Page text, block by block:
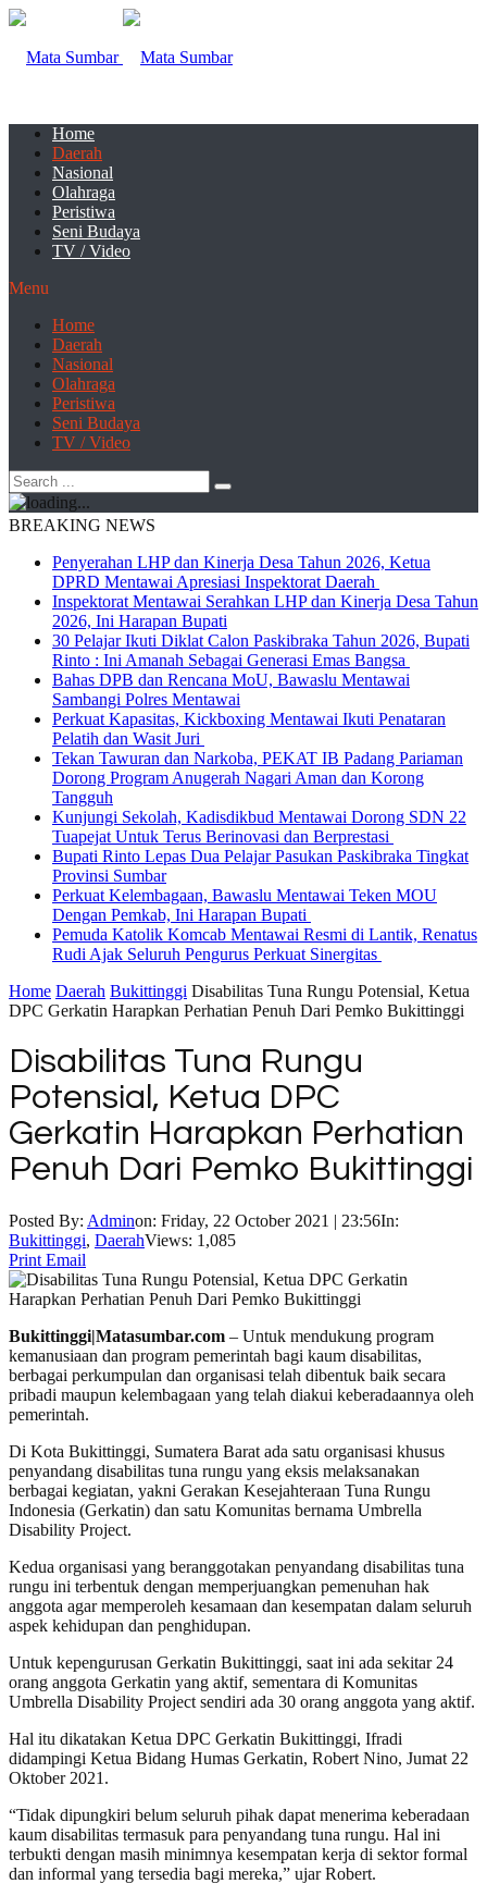
Home
Daerah
Nasional
Olahraga
Peristiwa
Seni Budaya
TV / Video
Menu
Home
Daerah
Nasional
Olahraga
Peristiwa
Seni Budaya
TV / Video
BREAKING NEWS
Penyerahan LHP dan Kinerja Desa Tahun 2026, Ketua
DPRD Mentawai Apresiasi Inspektorat Daerah
Inspektorat Mentawai Serahkan LHP dan Kinerja Desa Tahun
2026, Ini Harapan Bupati
30 Pelajar Ikuti Diklat Calon Paskibraka Tahun 2026, Bupati
Rinto : Ini Amanah Sebagai Generasi Emas Bangsa
Bahas DPB dan Rencana MoU, Bawaslu Mentawai
Sambangi Polres Mentawai
Perkuat Kapasitas, Kickboxing Mentawai Ikuti Penataran
Pelatih dan Wasit Juri
Tekan Tawuran dan Narkoba, PEKAT IB Padang Pariaman
Dorong Program Anugerah Nagari Aman dan Korong
Tangguh
Kunjungi Sekolah, Kadisdikbud Mentawai Dorong SDN 22
Tuapejat Untuk Terus Berinovasi dan Berprestasi
Bupati Rinto Lepas Dua Pelajar Pasukan Paskibraka Tingkat
Provinsi Sumbar
Perkuat Kelembagaan, Bawaslu Mentawai Teken MOU
Dengan Pemkab, Ini Harapan Bupati
Pemuda Katolik Komcab Mentawai Resmi di Lantik, Renatus
Rudi Ajak Seluruh Pengurus Perkuat Sinergitas
Home Daerah Bukittinggi Disabilitas Tuna Rungu Potensial, Ketua
DPC Gerkatin Harapkan Perhatian Penuh Dari Pemko Bukittinggi
Disabilitas Tuna Rungu
Potensial, Ketua DPC
Gerkatin Harapkan Perhatian
Penuh Dari Pemko Bukittinggi
Posted By: Adminon: Friday, 22 October 2021 | 23:56In:
Bukittinggi, DaerahViews: 1,085
Print Email
Bukittinggi|Matasumbar.com – Untuk mendukung program
kemanusiaan dan program pemerintah bagi kaum disabilitas,
berbagai perkumpulan dan organisasi telah dibentuk baik secara
pribadi maupun kelembagaan yang telah diakui keberadaannya oleh
pemerintah.
Di Kota Bukittinggi, Sumatera Barat ada satu organisasi khusus
penyandang disabilitas tuna rungu yang eksis melaksanakan
berbagai kegiatan, yakni Gerakan Kesejahteraan Tuna Rungu
Indonesia (Gerkatin) dan satu Komunitas bernama Umbrella
Disability Project.
Kedua organisasi yang beranggotakan penyandang disabilitas tuna
rungu ini terbentuk dengan memperjuangkan pemenuhan hak
anggota agar memperoleh kesamaan dan kesempatan dalam seluruh
aspek kehidupan dan penghidupan.
Untuk kepengurusan Gerkatin Bukittinggi, saat ini ada sekitar 24
orang anggota Gerkatin yang aktif, sementara di Komunitas
Umbrella Disability Project sendiri ada 30 orang anggota yang aktif.
Hal itu dikatakan Ketua DPC Gerkatin Bukittinggi, Ifradi
didampingi Ketua Bidang Humas Gerkatin, Robert Nino, Jumat 22
Oktober 2021.
“Tidak dipungkiri belum seluruh pihak dapat menerima keberadaan
kaum disabilitas termasuk para penyandang tuna rungu. Hal ini
terbukti dengan masih minimnya kesempatan kerja di sektor formal
dan informal yang tersedia bagi mereka,” ujar Robert.